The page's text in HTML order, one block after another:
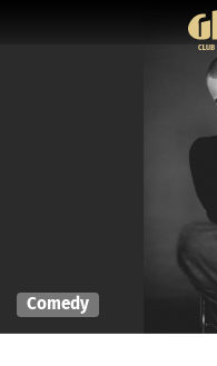
Comedy